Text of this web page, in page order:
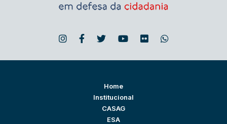
Home
Institucional
CASAG
ESA